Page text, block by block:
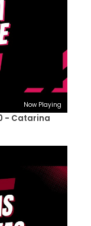
Now Playing
- Catarina